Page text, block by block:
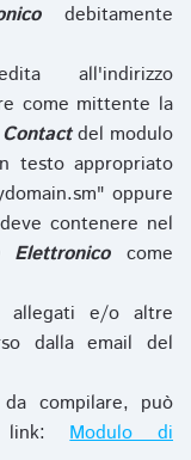
debitamente
all'indirizzo
come mittente la
del modulo
testo appropriato
oppure
contenere nel
come
allegati e/o altre
dalla email del
compilare, può
link:Modulo di